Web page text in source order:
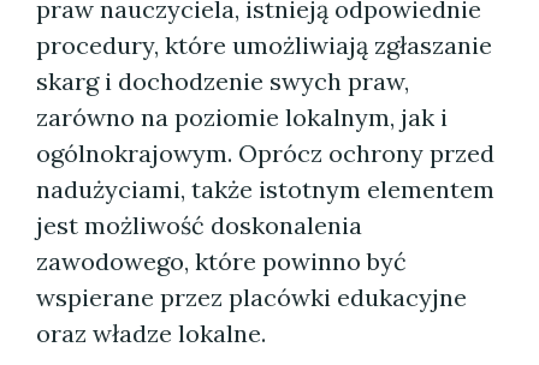
praw nauczyciela, istnieją odpowiednie
procedury, które umożliwiają zgłaszanie
skarg i dochodzenie swych praw,
zarówno na poziomie lokalnym, jak i
ogólnokrajowym. Oprócz ochrony przed
nadużyciami, także istotnym elementem
jest możliwość doskonalenia
zawodowego, które powinno być
wspierane przez placówki edukacyjne
oraz władze lokalne.